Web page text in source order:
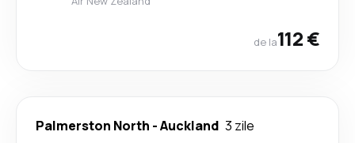
de la112 €
Palmerston North -Auckland 3 zile